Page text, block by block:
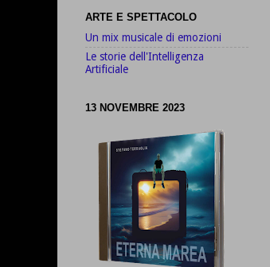
ARTE E SPETTACOLO
Un mix musicale di emozioni
Le storie dell'Intelligenza
Artificiale
13 NOVEMBRE 2023